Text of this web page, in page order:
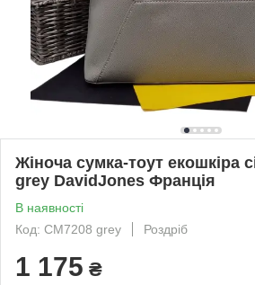
Жіноча сумка-тоут екошкіра
grey DavidJones Франція
В наявності
Код: CM7208 grey
Роздріб
1 175 ₴